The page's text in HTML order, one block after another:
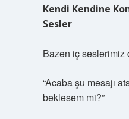
Kendi Kendine
Sesler
Bazen iç seslerimiz
“Acaba şu mesajı
beklesem mi?”